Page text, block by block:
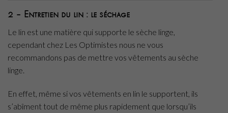
2 – Entretien du lin : le séchage
Le lin est une matière qui supporte le sèche linge,
cependant chez Les Optimistes nous ne vous
recommandons pas de mettre vos vêtements au sèche
linge.
En effet, même si vos vêtements en lin le supportent, ils
s’abîment tout de même plus rapidement que lorsqu’ils